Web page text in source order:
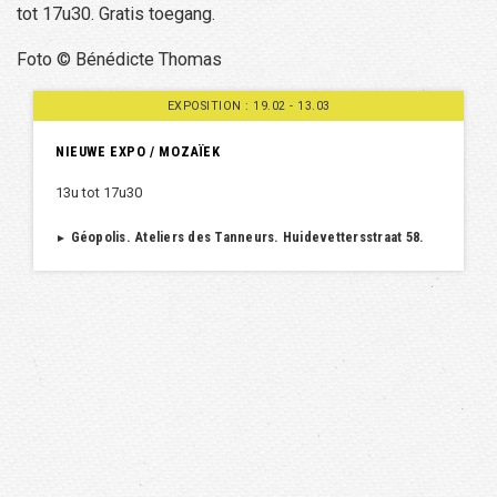
tot 17u30. Gratis toegang.
Foto © Bénédicte Thomas
EXPOSITION : 19.02 - 13.03
NIEUWE EXPO / MOZAÏEK
13u tot 17u30
► Géopolis. Ateliers des Tanneurs. Huidevettersstraat 58.